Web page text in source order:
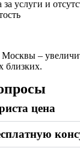
услуги и
–
близких.
цена